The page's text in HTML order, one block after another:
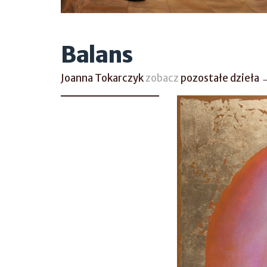
Balans
Joanna Tokarczykzobacz pozostałe dzieła